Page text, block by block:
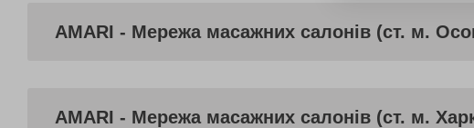
AMARI - Мережа масажних салонів (ст. м.
AMARI - Мережа масажних салонів (ст. м.